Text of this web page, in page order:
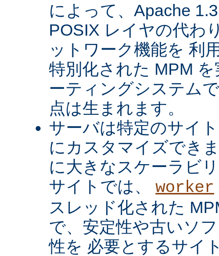
によって、Apache
POSIX レイヤの代わ
ットワーク機能を 利
特別化された MPM
ーティングシステム
点は生まれます。
サーバは特定のサイ
にカスタマイズでき
に大きなスケーラビ
サイトでは、 worker
スレッド化された
で、安定性や古いソ
性を 必要とするサイ